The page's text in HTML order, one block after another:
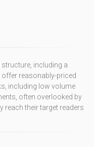
including a
reasonably-priced
including low volume
often overlooked by
reach their target readers